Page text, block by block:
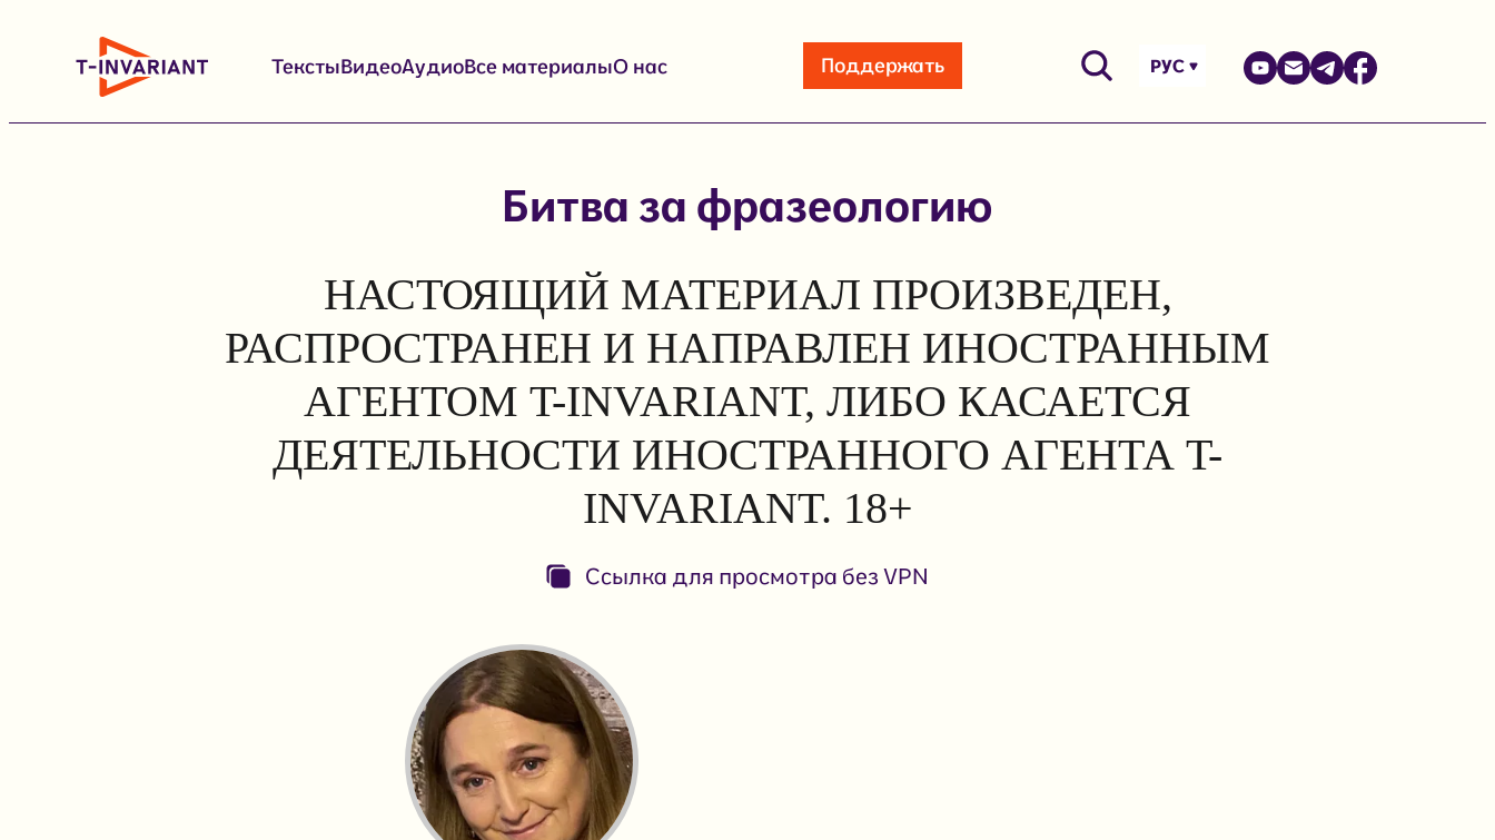
содержимому
ТекстыВидеоАудиоВсе материалыО нас Поддержать РУС
Битва за фразеологию
НАСТОЯЩИЙ МАТЕРИАЛ ПРОИЗВЕДЕН,
РАСПРОСТРАНЕН И НАПРАВЛЕН ИНОСТРАННЫМ
АГЕНТОМ T-INVARIANT, ЛИБО КАСАЕТСЯ
ДЕЯТЕЛЬНОСТИ ИНОСТРАННОГО АГЕНТА T-
INVARIANT. 18+
Ссылка для просмотра без VPN